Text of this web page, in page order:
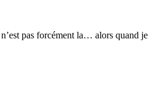
pas forcément la… alors quand